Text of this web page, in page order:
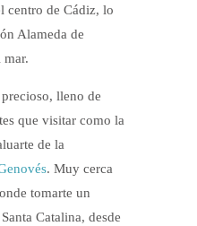
centro de Cádiz, lo
Alameda de
lleno de
que visitar como la
de la
. Muy cerca
tomarte un
Catalina, desde